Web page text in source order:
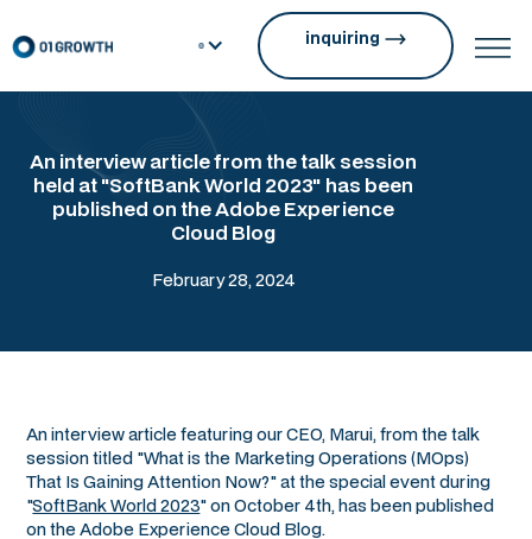
inquiring
An interview article from the talk session
held at "SoftBank World 2023" has been
published on the Adobe Experience
Cloud Blog
February 28, 2024
An interview article featuring our CEO, Marui, from the talk
session titled "What is the Marketing Operations (MOps)
That Is Gaining Attention Now?" at the special event during
"SoftBank World 2023" on October 4th, has been published
on the Adobe Experience Cloud Blog.